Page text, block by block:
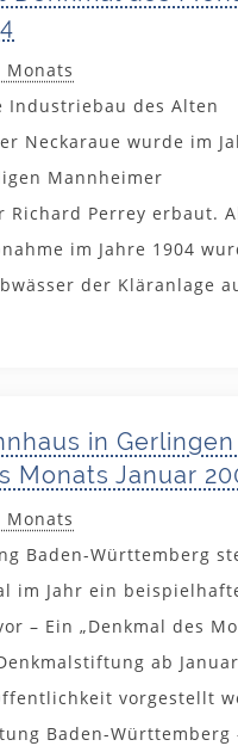
Monats
Industriebau des Alten
Neckaraue wurde im
Mannheimer
Richard Perrey erbaut.
im Jahre 1904
der Kläranlage
in
Monats Januar
Monats
Baden-Württemberg
im Jahr ein
– Ein „Denkmal des
ab
vorgestellt
Baden-Württemberg